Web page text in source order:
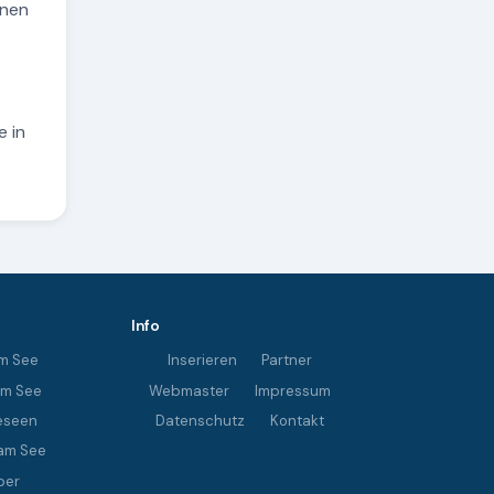
in
See
See
See
Info
Inserieren
Partner
Webmaster
Impressum
Datenschutz
Kontakt